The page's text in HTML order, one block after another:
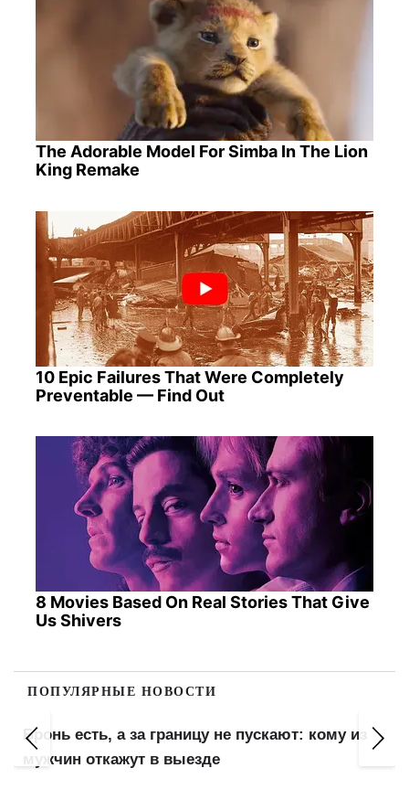
The Adorable Model For Simba In The Lion
King Remake
10 Epic Failures That Were Completely
Preventable — Find Out
8 Movies Based On Real Stories That Give
Us Shivers
ПОПУЛЯРНЫЕ НОВОСТИ
Бронь есть, а за границу не пускают: кому из
мужчин откажут в выезде